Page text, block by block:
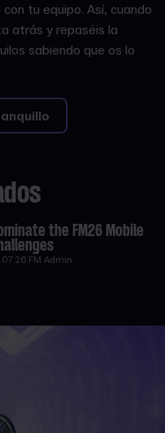
tu equipo. Así, cuando
atrás y repaséis la
sabiendo que os lo
the FM26 Mobile
FM Admin